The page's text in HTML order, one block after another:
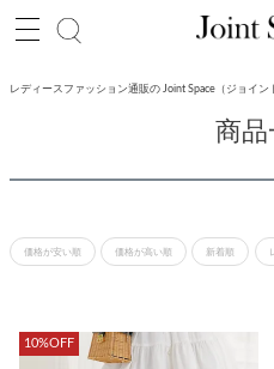
レディースファッション通販の Joint Space（ジョイン
商品
価格が安い順 価格が高い順 新着順
10%OFF